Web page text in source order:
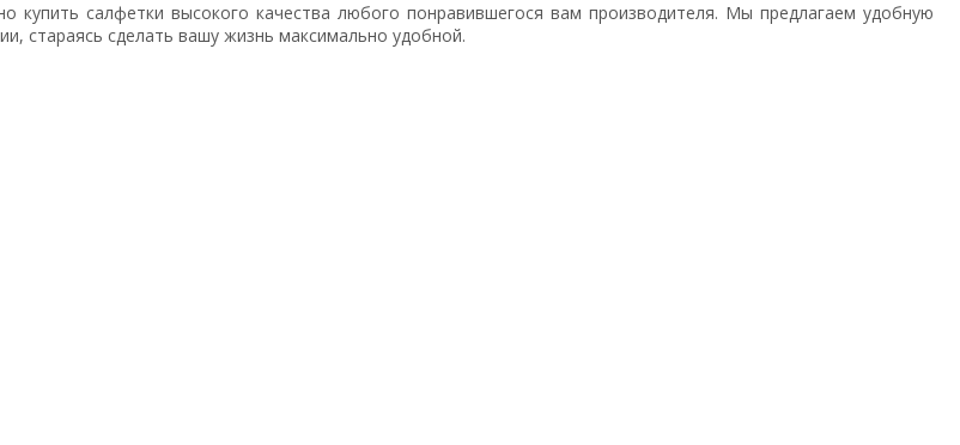
купить салфетки высокого качества любого понравившегося вам производителя. Мы предлагаем удобную
стараясь сделать вашу жизнь максимально удобной.